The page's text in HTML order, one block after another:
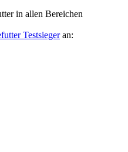
in allen Bereichen
Testsiegeran: